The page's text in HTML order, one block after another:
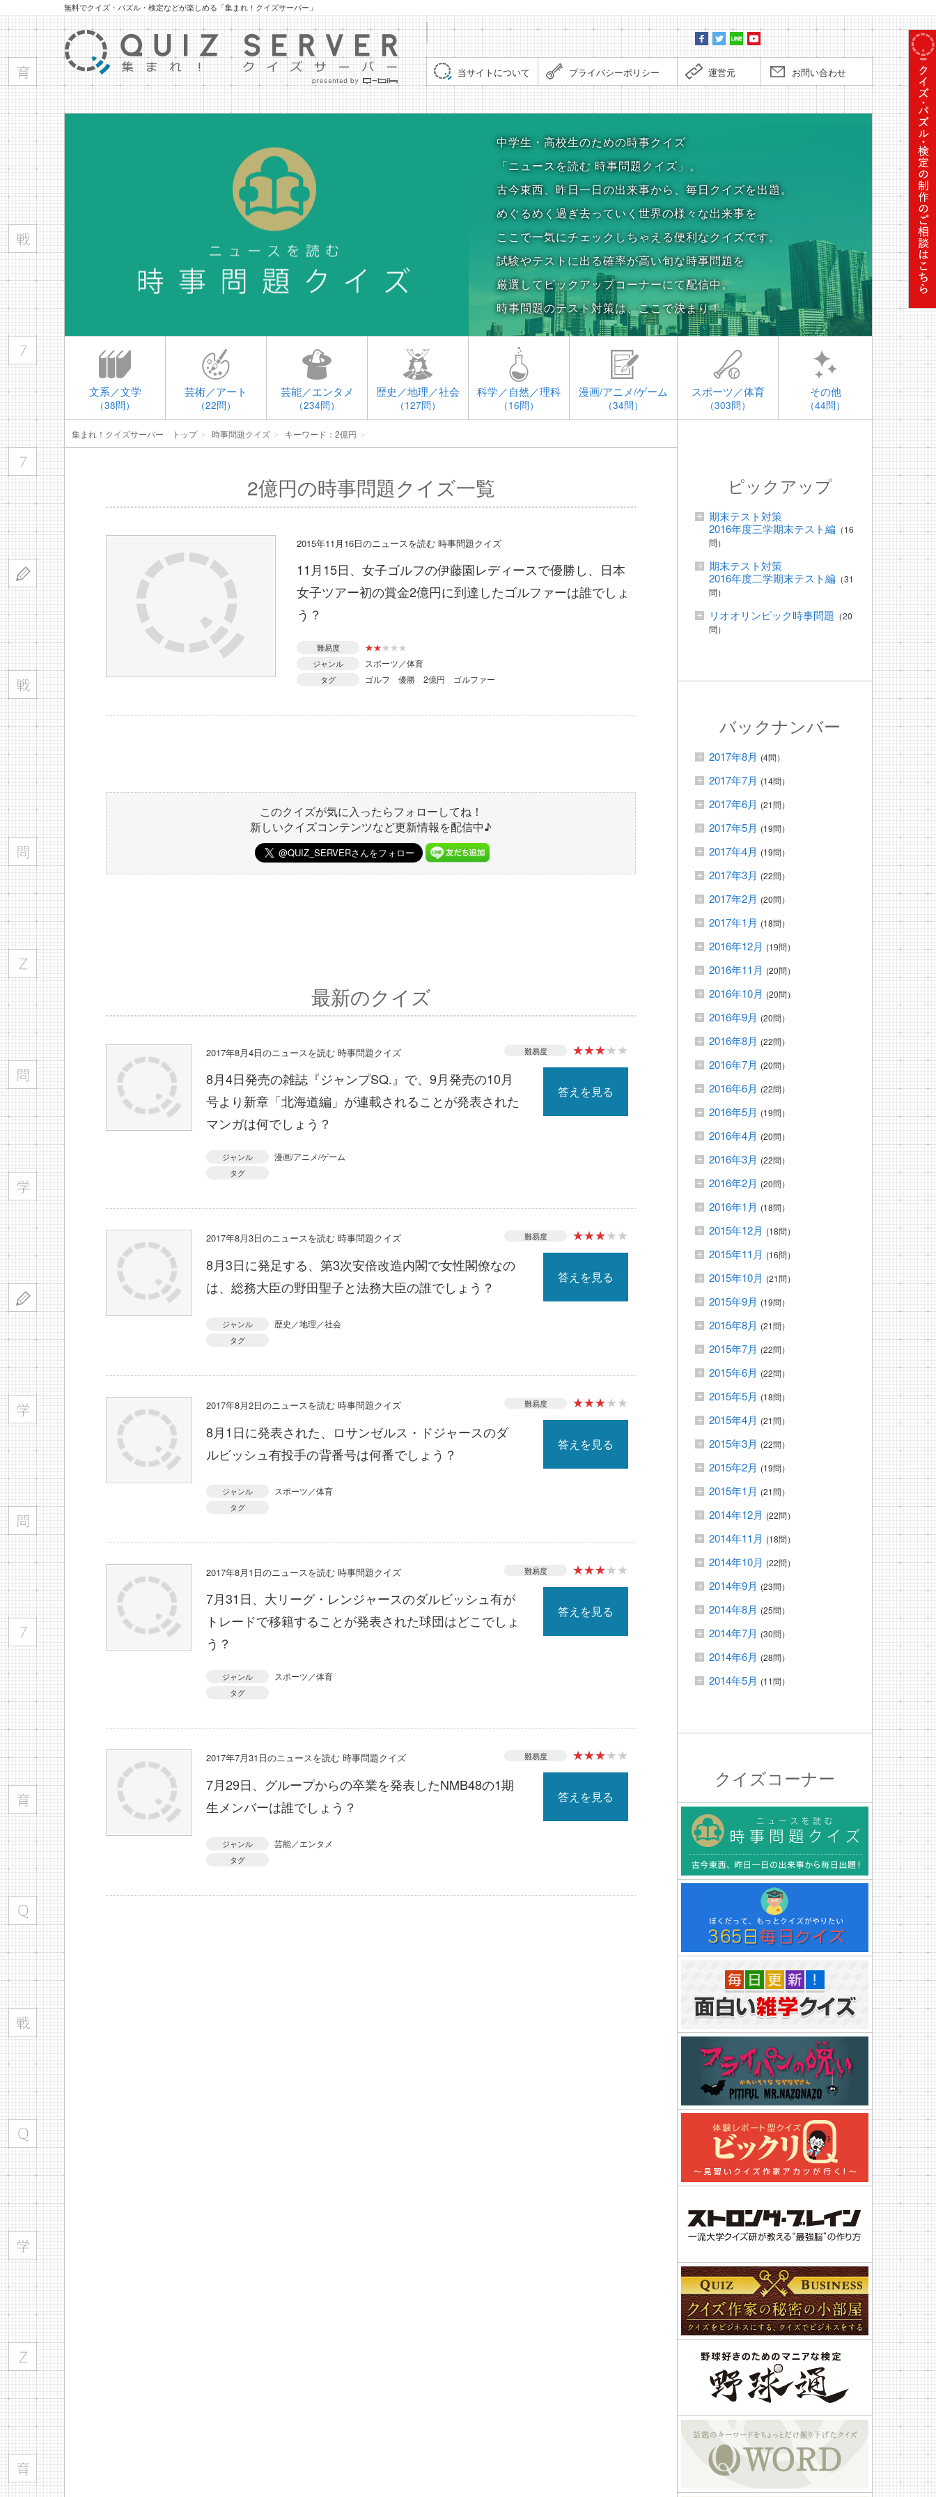
無料でクイズ・パズル・検定などが楽しめる「集まれ！クイズサーバー」
当サイトについて プライバシーポリシー 運営元 お問い合わせ
中学生・高校生のための時事クイズ
「ニュースを読む 時事問題クイズ」。
古今東西、昨日一日の出来事から、毎日クイズを出題。
めぐるめく過ぎ去っていく世界の様々な出来事を
ここで一気にチェックしちゃえる便利なクイズです。
試験やテストに出る確率が高い旬な時事問題を
厳選してピックアップコーナーにて配信中。
時事問題のテスト対策は、ここで決まり！
文系／文学
（38問）
芸術／アート
（22問）
芸能／エンタメ
（234問）
歴史／地理／社会
（127問）
科学／自然／理科
（16問）
漫画/アニメ/ゲーム
（34問）
スポーツ／体育
（303問）
その他
（44問）
集まれ！クイズサーバー トップ＞ 時事問題クイズ ＞ キーワード：2億円 ＞
2億円の時事問題クイズ一覧
2015年11月16日のニュースを読む 時事問題クイズ
11月15日、女子ゴルフの伊藤園レディースで優勝し、日本
女子ツアー初の賞金2億円に到達したゴルファーは誰でしょ
う？
難易度 ★★★ ★ ★
ジャンル スポーツ／体育
タグ ゴルフ 優勝 2億円 ゴルファー
このクイズが気に入ったらフォローしてね！
新しいクイズコンテンツなど更新情報を配信中♪
最新のクイズ
2017年8月4日のニュースを読む 時事問題クイズ 難易度 ★★★★★
8月4日発売の雑誌『ジャンプSQ.』で、9月発売の10月
号より新章「北海道編」が連載されることが発表された
マンガは何でしょう？
答えを見る
ジャンル 漫画/アニメ/ゲーム
タグ
2017年8月3日のニュースを読む 時事問題クイズ 難易度 ★★★★★
8月3日に発足する、第3次安倍改造内閣で女性閣僚なの
は、総務大臣の野田聖子と法務大臣の誰でしょう？
答えを見る
ジャンル 歴史／地理／社会
タグ
2017年8月2日のニュースを読む 時事問題クイズ 難易度 ★★★★★
8月1日に発表された、ロサンゼルス・ドジャースのダ
ルビッシュ有投手の背番号は何番でしょう？
答えを見る
ジャンル スポーツ／体育
タグ
2017年8月1日のニュースを読む 時事問題クイズ 難易度 ★★★★★
7月31日、大リーグ・レンジャースのダルビッシュ有が
トレードで移籍することが発表された球団はどこでしょ
う？
答えを見る
ジャンル スポーツ／体育
タグ
2017年7月31日のニュースを読む 時事問題クイズ 難易度 ★★★★★
7月29日、グループからの卒業を発表したNMB48の1期
生メンバーは誰でしょう？
答えを見る
ジャンル 芸能／エンタメ
タグ
ピックアップ
期末テスト対策
2016年度三学期末テスト編 （16
問）
期末テスト対策
2016年度二学期末テスト編 （31
問）
リオオリンピック時事問題 （20
問）
バックナンバー
2017年8月 (4問）
2017年7月 (14問）
2017年6月 (21問）
2017年5月 (19問）
2017年4月 (19問）
2017年3月 (22問）
2017年2月 (20問）
2017年1月 (18問）
2016年12月 (19問）
2016年11月 (20問）
2016年10月 (20問）
2016年9月 (20問）
2016年8月 (22問）
2016年7月 (20問）
2016年6月 (22問）
2016年5月 (19問）
2016年4月 (20問）
2016年3月 (22問）
2016年2月 (20問）
2016年1月 (18問）
2015年12月 (18問）
2015年11月 (16問）
2015年10月 (21問）
2015年9月 (19問）
2015年8月 (21問）
2015年7月 (22問）
2015年6月 (22問）
2015年5月 (18問）
2015年4月 (21問）
2015年3月 (22問）
2015年2月 (19問）
2015年1月 (21問）
2014年12月 (22問）
2014年11月 (18問）
2014年10月 (22問）
2014年9月 (23問）
2014年8月 (25問）
2014年7月 (30問）
2014年6月 (28問）
2014年5月 (11問）
クイズコーナー